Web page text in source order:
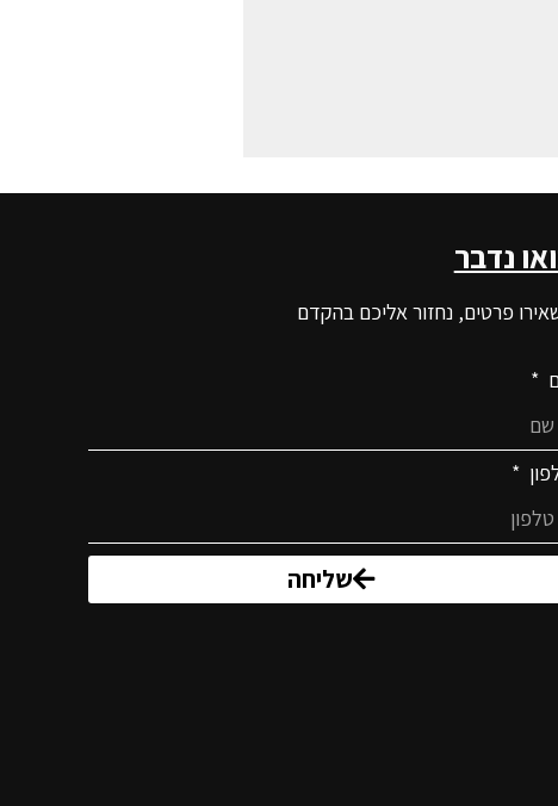
נדבר
פרטים, נחזור אליכם בהקדם
שליחה